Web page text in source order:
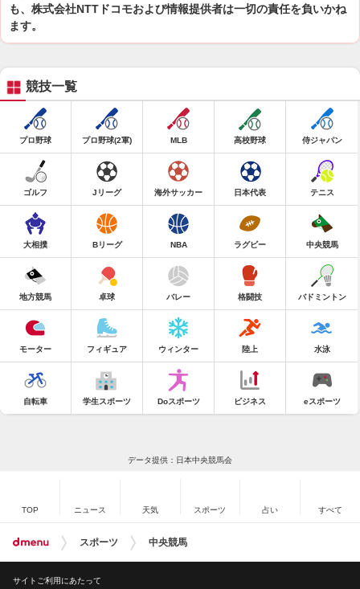
も、株式会社NTTドコモおよび情報提供者は一切の責任を負いかね
ます。
競技一覧
プロ野球 プロ野球(2軍) MLB 高校野球 侍ジャパン
ゴルフ Jリーグ 海外サッカー 日本代表 テニス
大相撲 Bリーグ NBA ラグビー 中央競馬
地方競馬 卓球 バレー 格闘技 バドミントン
モーター フィギュア ウィンター 陸上 水泳
自転車 学生スポーツ Doスポーツ ビジネス eスポーツ
データ提供：日本中央競馬会
TOP ニュース 天気 スポーツ 占い すべて
スポーツ 中央競馬
サイトご利用にあたって